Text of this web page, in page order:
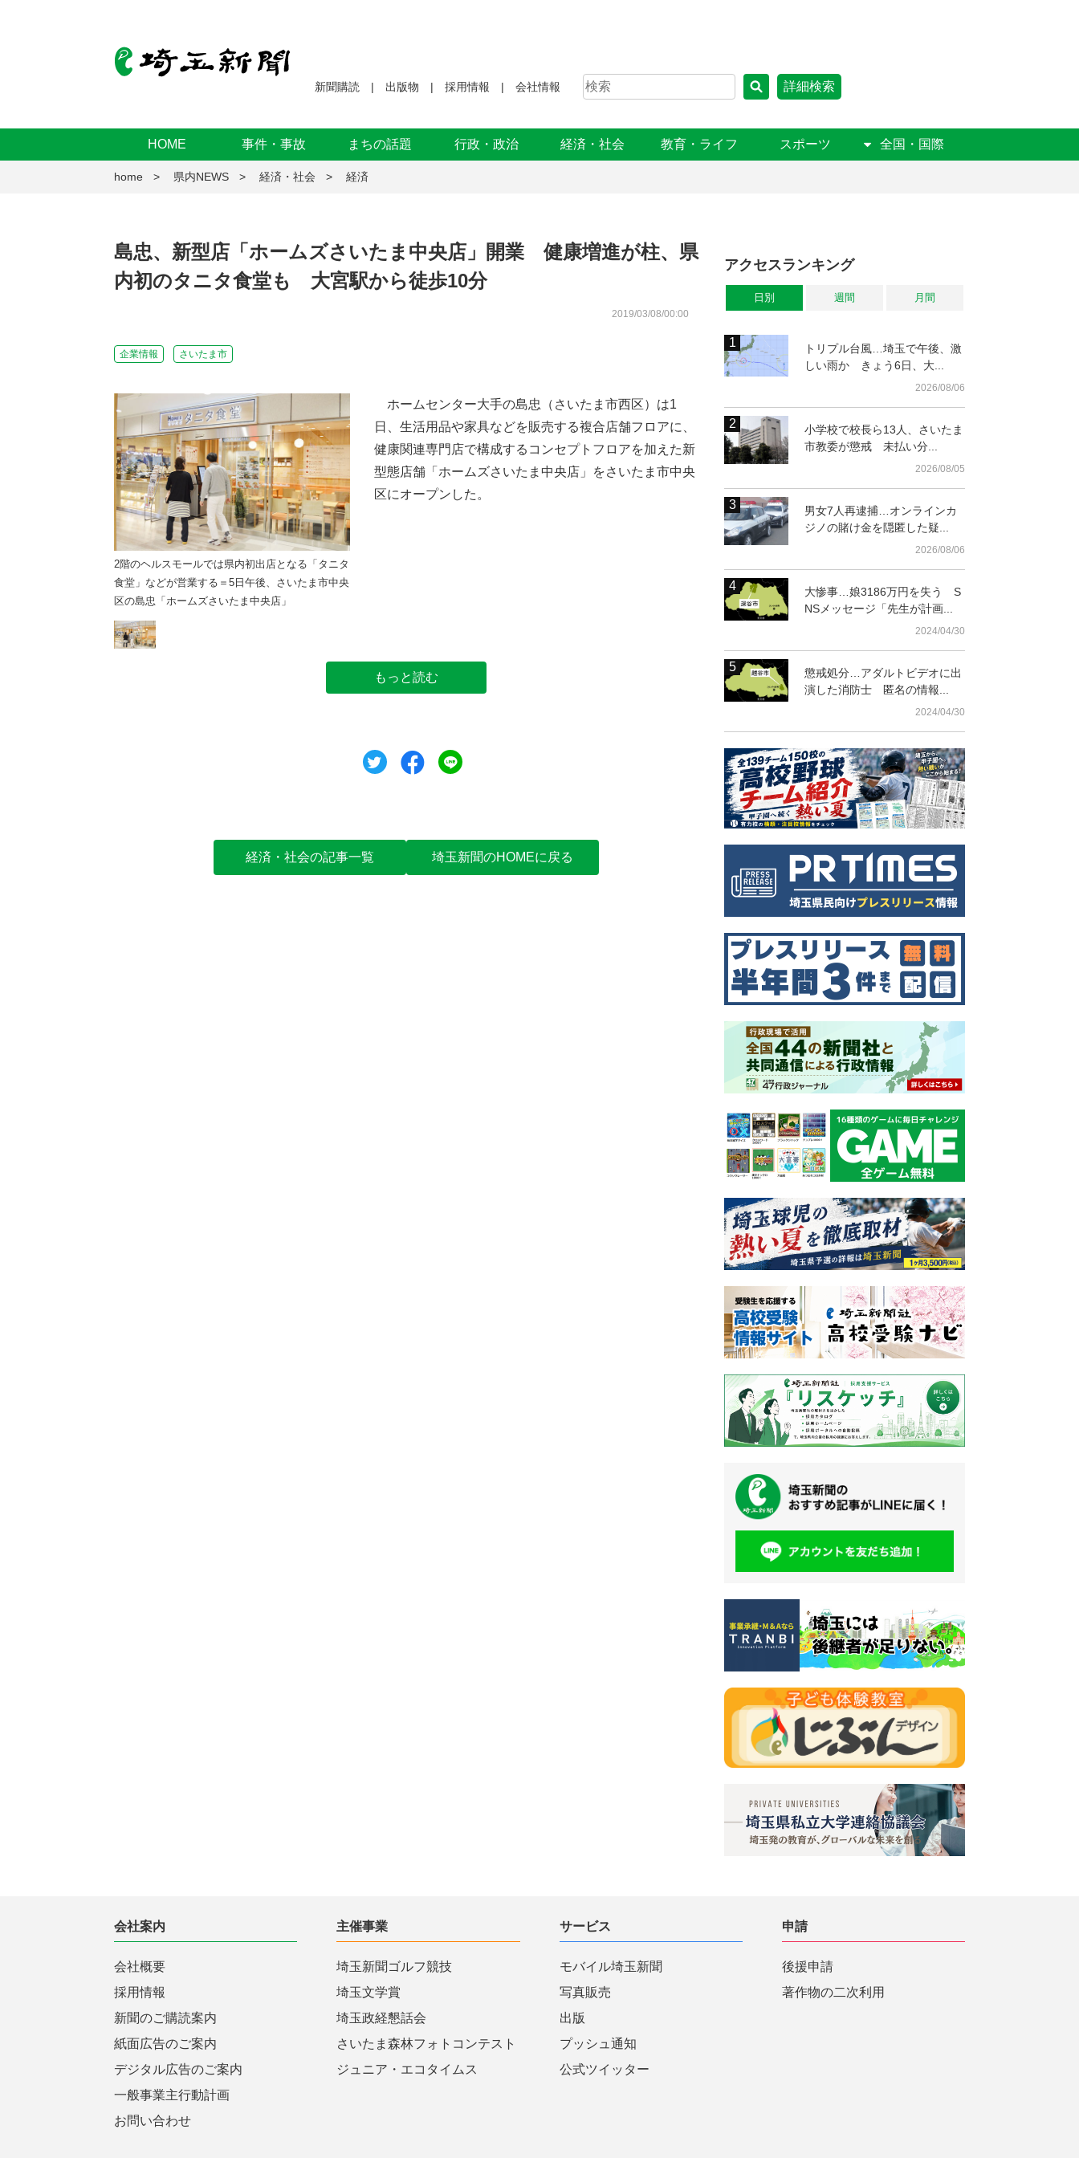
新聞購読 出版物 採用情報 会社情報 詳細検索
HOME 事件・事故 まちの話題 行政・政治 経済・社会 教育・ライフ スポーツ 全国・国際
home 県内NEWS 経済・社会 経済
島忠、新型店「ホームズさいたま中央店」開業 健康増進が柱、県
内初のタニタ食堂も 大宮駅から徒歩10分
2019/03/08/00:00
企業情報 さいたま市
2階のヘルスモールでは県内初出店となる「タニタ
食堂」などが営業する＝5日午後、さいたま市中央
区の島忠「ホームズさいたま中央店」
ホームセンター大手の島忠（さいたま市西区）は1
日、生活用品や家具などを販売する複合店舗フロアに、
健康関連専門店で構成するコンセプトフロアを加えた新
型態店舗「ホームズさいたま中央店」をさいたま市中央
区にオープンした。
もっと読む
ツイートシェア
経済・社会の記事一覧 埼玉新聞のHOMEに戻る
アクセスランキング
日別 週間 月間
トリプル台風…埼玉で午後、激
しい雨か きょう6日、大...
2026/08/06
小学校で校長ら13人、さいたま
市教委が懲戒 未払い分...
2026/08/05
男女7人再逮捕…オンラインカ
ジノの賭け金を隠匿した疑...
2026/08/06
大惨事…娘3186万円を失う S
NSメッセージ「先生が計画...
2024/04/30
懲戒処分…アダルトビデオに出
演した消防士 匿名の情報...
2024/04/30
会社案内
会社概要
採用情報
新聞のご購読案内
紙面広告のご案内
デジタル広告のご案内
一般事業主行動計画
お問い合わせ
主催事業
埼玉新聞ゴルフ競技
埼玉文学賞
埼玉政経懇話会
さいたま森林フォトコンテスト
ジュニア・エコタイムス
サービス
モバイル埼玉新聞
写真販売
出版
プッシュ通知
公式ツイッター
申請
後援申請
著作物の二次利用